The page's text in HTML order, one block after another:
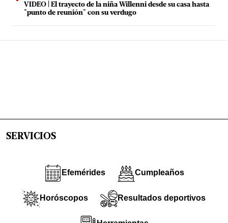
VIDEO | El trayecto de la niña Willenni desde su casa hasta
"punto de reunión" con su verdugo
SERVICIOS
Efemérides Cumpleaños
Horóscopos Resultados deportivos